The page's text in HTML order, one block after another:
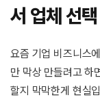
서 업체 선
요즘 기업 비즈니스
만 막상 만들려고 하
할지 막막한게 현실